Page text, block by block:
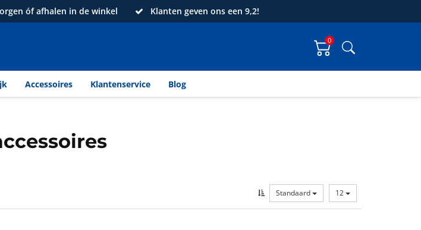
óf afhalen in de winkel Klanten geven ons een 9,2!
0
Accessoires Klantenservice Blog
Standaard 12